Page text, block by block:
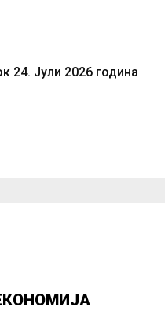
24. Јули 2026 година